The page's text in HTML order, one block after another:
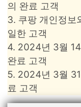
의 완료 고객
3. 쿠팡 개인정보
일한 고객
4. 2024년 3월
완료 고객
5. 2024년 3월
료 고객